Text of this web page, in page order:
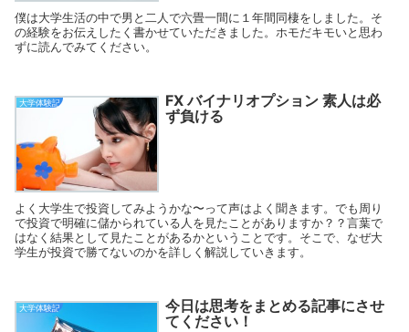
僕は大学生活の中で男と二人で六畳一間に１年間同棲をしました。そ
の経験をお伝えしたく書かせていただきました。ホモだキモいと思わ
ずに読んでみてください。
大学体験記
FX バイナリオプション 素人は必
ず負ける
よく大学生で投資してみようかな〜って声はよく聞きます。でも周り
で投資で明確に儲かられている人を見たことがありますか？？言葉で
はなく結果として見たことがあるかということです。そこで、なぜ大
学生が投資で勝てないのかを詳しく解説していきます。
大学体験記
今日は思考をまとめる記事にさせ
てください！